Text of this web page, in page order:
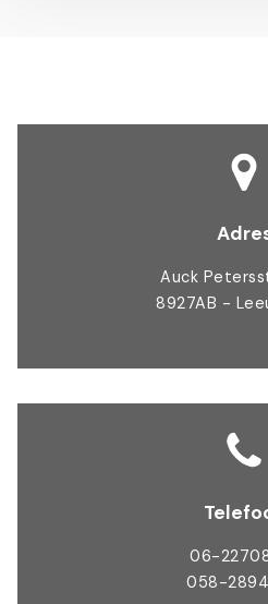
Auck
8927AB -
06-
058-